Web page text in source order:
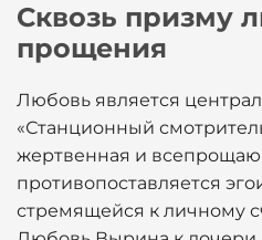
Сквозь призму
прощения
Любовь является
«Станционный
жертвенная и
противопоставляется
стремящейся к личному